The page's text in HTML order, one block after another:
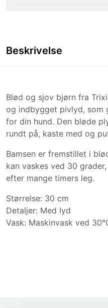
Beskrivelse
Blød og sjov bjørn fra
og indbygget pivlyd, som
for din hund. Den bløde
rundt på, kaste med og
Bamsen er fremstillet i
kan vaskes ved 30
efter mange timers leg.
Størrelse: 30 cm
Detaljer: Med lyd
Vask: Maskinvask ved